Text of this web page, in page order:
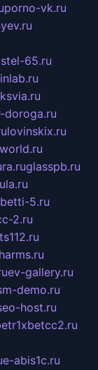
porno-vk.ru
65.ru
doroga.ru
lovinskix.ru
glasspb.ru
5.ru
2.ru
ev-gallery.ru
demo.ru
host.ru
e-abis1c.ru